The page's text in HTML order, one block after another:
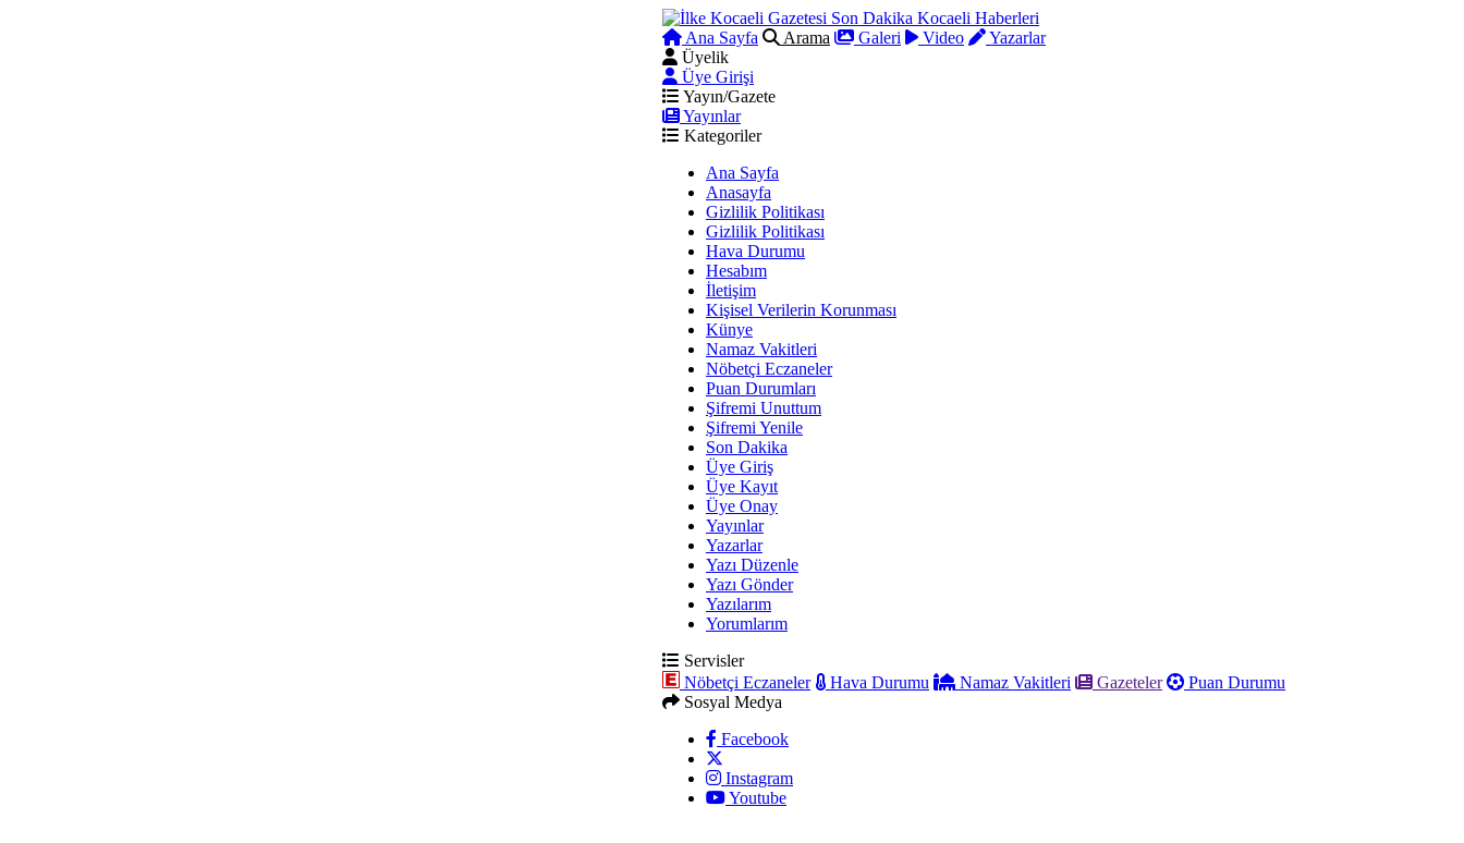
Ana Sayfa Arama Galeri Video
Yazarlar
Üyelik
Üye Girişi
Yayın/Gazete
Yayınlar
Kategoriler
Ana Sayfa
Anasayfa
Gizlilik Politikası
Gizlilik Politikası
Hava Durumu
Hesabım
İletişim
Kişisel Verilerin Korunması
Künye
Namaz Vakitleri
Nöbetçi Eczaneler
Puan Durumları
Şifremi Unuttum
Şifremi Yenile
Son Dakika
Üye Giriş
Üye Kayıt
Üye Onay
Yayınlar
Yazarlar
Yazı Düzenle
Yazı Gönder
Yazılarım
Yorumlarım
Servisler
Nöbetçi Eczaneler
Hava Durumu Namaz Vakitleri Gazeteler
Puan Durumu
Sosyal Medya
Facebook
Instagram
Youtube